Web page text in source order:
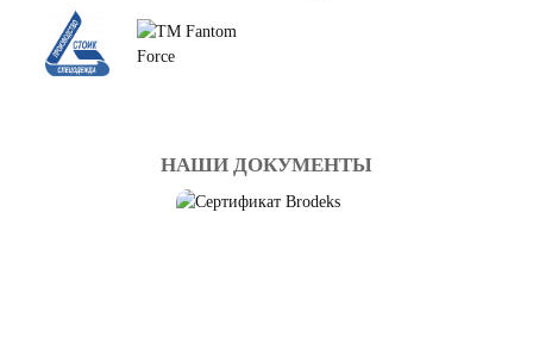
НАШИ ДОКУМЕНТЫ